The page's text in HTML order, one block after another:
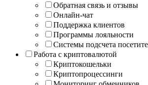
Обратная связь и отзывы
Онлайн-чат
Поддержка клиентов
Программы лояльности
Системы подсчета
Работа с криптовалютой
Криптокошельки
Криптопроцессинги